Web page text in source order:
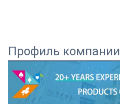
Профиль компании